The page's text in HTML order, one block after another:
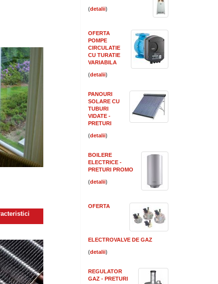
( )
OFERTA
POMPE
CIRCULATIE
CU TURATIE
VARIABILA
( )
PANOURI
SOLARE CU
TUBURI
VIDATE -
PRETURI
( )
BOILERE
ELECTRICE -
PRETURI PROMO
( )
OFERTA
ELECTROVALVE DE GAZ
( )
REGULATOR
GAZ - PRETURI